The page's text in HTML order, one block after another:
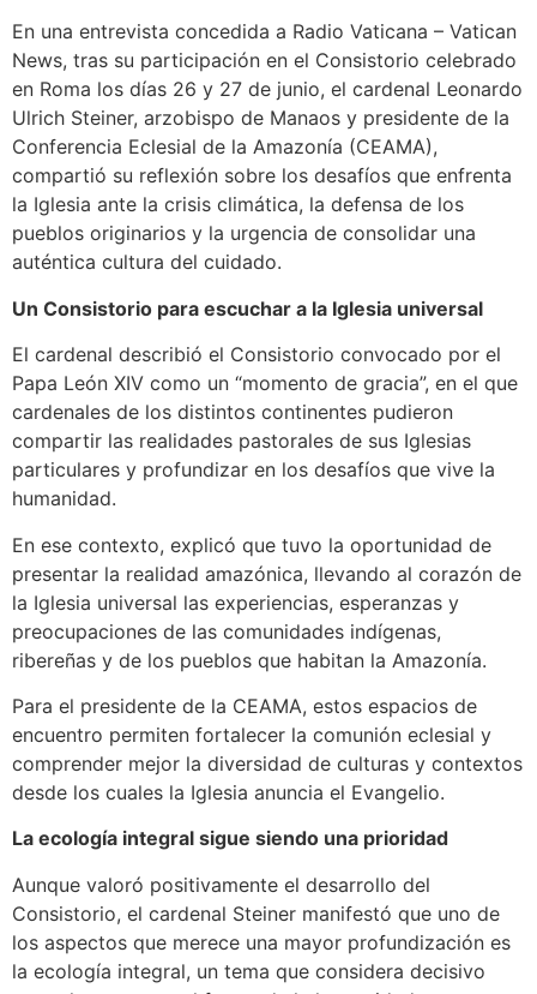
En una entrevista concedida a Radio Vaticana – Vatican
News, tras su participación en el Consistorio celebrado
en Roma los días 26 y 27 de junio, el cardenal Leonardo
Ulrich Steiner, arzobispo de Manaos y presidente de la
Conferencia Eclesial de la Amazonía (CEAMA),
compartió su reflexión sobre los desafíos que enfrenta
la Iglesia ante la crisis climática, la defensa de los
pueblos originarios y la urgencia de consolidar una
auténtica cultura del cuidado.
Un Consistorio para escuchar a la Iglesia universal
El cardenal describió el Consistorio convocado por el
Papa León XIV como un “momento de gracia”, en el que
cardenales de los distintos continentes pudieron
compartir las realidades pastorales de sus Iglesias
particulares y profundizar en los desafíos que vive la
humanidad.
En ese contexto, explicó que tuvo la oportunidad de
presentar la realidad amazónica, llevando al corazón de
la Iglesia universal las experiencias, esperanzas y
preocupaciones de las comunidades indígenas,
ribereñas y de los pueblos que habitan la Amazonía.
Para el presidente de la CEAMA, estos espacios de
encuentro permiten fortalecer la comunión eclesial y
comprender mejor la diversidad de culturas y contextos
desde los cuales la Iglesia anuncia el Evangelio.
La ecología integral sigue siendo una prioridad
Aunque valoró positivamente el desarrollo del
Consistorio, el cardenal Steiner manifestó que uno de
los aspectos que merece una mayor profundización es
la ecología integral, un tema que considera decisivo